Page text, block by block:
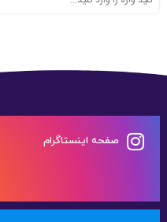
صفحه اینستاگرام